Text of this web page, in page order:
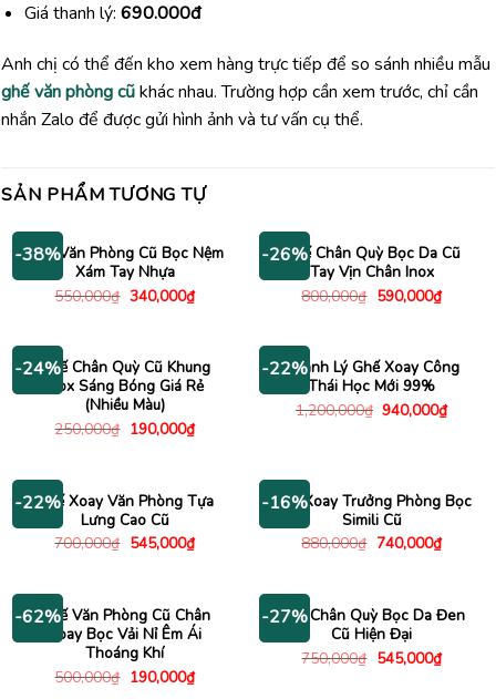
Giá thanh lý: 690.000đ
Anh chị có thể đến kho xem hàng trực tiếp để so sánh nhiều mẫu
ghế văn phòng cũkhác nhau. Trường hợp cần xem trước, chỉ cần
nhắn Zalo để được gửi hình ảnh và tư vấn cụ thể.
SẢN PHẨM TƯƠNG TỰ
-38%
Ghế Văn Phòng Cũ Bọc Nệm
Xám Tay Nhựa
550,000₫ Giá
340,000₫Giá
hiện
340,000₫.
-26%Ghế Chân Quỳ Bọc Da Cũ
Tay Vịn Chân Inox
800,000₫ Giá
590,000₫Giá
hiện
-24%Ghế Chân Quỳ Cũ Khung
Inox Sáng Bóng Giá Rẻ
(Nhiều Màu)
250,000₫ Giá
190,000₫Giá
hiện
190,000₫.
-22%Thanh Lý Ghế Xoay Công
Thái Học Mới 99%
1,200,000₫ Giá
940,000₫Giá
hiện
-22%Ghế Xoay Văn Phòng Tựa
Lưng Cao Cũ
700,000₫ Giá
545,000₫Giá
hiện
545,000₫.
-16%
Ghế Xoay Trưởng Phòng Bọc
Simili Cũ
880,000₫ Giá
740,000₫Giá
hiện
-62%Ghế Văn Phòng Cũ Chân
Xoay Bọc Vải Nỉ Êm Ái
Thoáng Khí
500,000₫ Giá
190,000₫Giá
hiện
-27%
Ghế Chân Quỳ Bọc Da Đen
Cũ Hiện Đại
750,000₫ Giá
545,000₫Giá
hiện